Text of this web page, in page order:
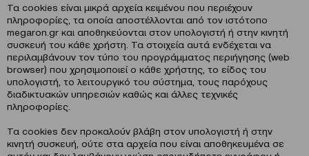
Τα cookies είναι μικρά αρχεία κειμένου που περιέχουν
πληροφορίες, τα οποία αποστέλλονται από τον ιστότοπο
megaron.gr και αποθηκεύονται στον υπολογιστή ή στην κινητή
συσκευή του κάθε χρήστη. Τα στοιχεία αυτά ενδέχεται να
περιλαμβάνουν τον τύπο του προγράμματος περιήγησης (web
browser) που χρησιμοποιεί ο κάθε χρήστης, το είδος του
υπολογιστή, το λειτουργικό του σύστημα, τους παρόχους
διαδικτυακών υπηρεσιών καθώς και άλλες τεχνικές
πληροφορίες.
Τα cookies δεν προκαλούν βλάβη στον υπολογιστή ή στην
κινητή συσκευή, ούτε στα αρχεία που είναι αποθηκευμένα σε